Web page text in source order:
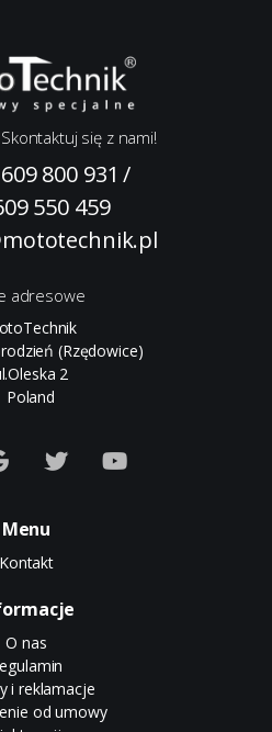
się z nami!
800 931 /
550 459
adresowe
(Rzędowice)
2
Poland
Menu
Kontakt
O nas
i reklamacje
od umowy